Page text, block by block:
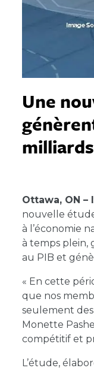
Une
Ottawa, ON –
nouvelle
à l’économie
à temps plein,
au PIB et
« En cette
que nos
seulement des
Monette
compétitif et
L’étude,